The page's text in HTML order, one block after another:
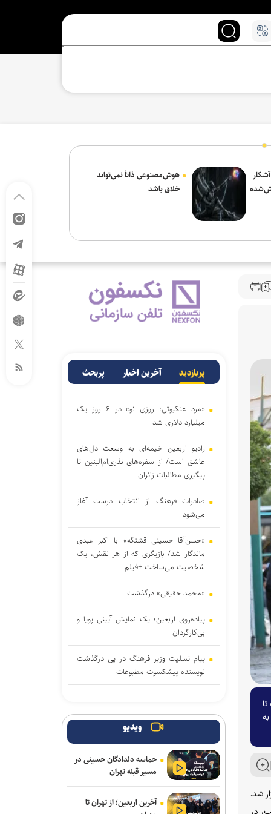
هوش‌مصنوعی ذاتاً نمی‌تواند
خلاق باشد
شد.
پربازدید آخرین اخبار پربحث
«مرد عنکبوتی: روزی نو» در ۶ روز یک
میلیارد دلاری شد
رادیو اربعین خیمه‌ای به وسعت دل‌های
عاشق است/ از سفره‌های نذری‌ام‌البنین تا
پیگیری مطالبات زائران
صادرات فرهنگ از انتخاب درست آغاز
می‌شود
«حسن‌آقا حسینی قشنگه» با اکبر عبدی
ماندگار شد/ بازیگری که از هر نقش، یک
شخصیت می‌ساخت +فیلم
«محمد حقیقی» درگذشت
پیاده‌روی اربعین؛ یک نمایش آیینی پویا و
بی‌کارگردان
پیام تسلیت وزیر فرهنگ در پی درگذشت
نویسنده پیشکسوت مطبوعات
اربعین امسال جلوه‌ای از وفاداری امت
اسلامی به قائد شهید بود
صحنه می‌رود
انتخاب و انطباق هوشمندانه محصول؛
نخستین گام صادرات موفق صنایع فرهنگی
ویدیو
حماسه دلدادگان حسینی در
مسیر قبله تهران
آخرین اربعین؛ از تهران تا